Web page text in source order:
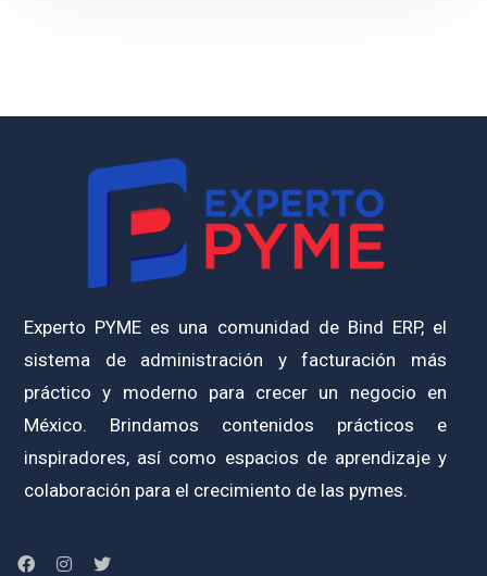
Experto PYME es una comunidad de Bind ERP, el
sistema de administración y facturación más
práctico y moderno para crecer un negocio en
México. Brindamos contenidos prácticos e
inspiradores, así como espacios de aprendizaje y
colaboración para el crecimiento de las pymes.